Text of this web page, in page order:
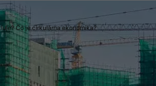
Čo je cirkulárna ekonomika?